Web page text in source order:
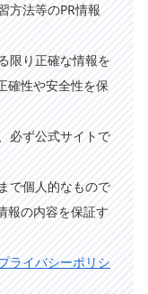
方法等のPR情報
限り正確な情報を
確性や安全性を保
必ず公式サイトで
で個人的なもので
報の内容を保証す
ライバシーポリシ